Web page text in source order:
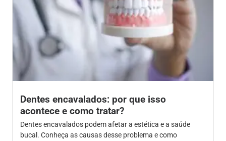
Dentes encavalados: por que isso
acontece e como tratar?
Dentes encavalados podem afetar a estética e a saúde
bucal. Conheça as causas desse problema e como